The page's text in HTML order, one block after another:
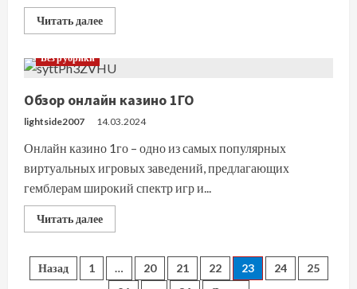
Читать далееПрочитать
больше
казино:
где
и
современность
переплетаются
Без рубрики
Обзор онлайн казино 1ГО
lightside2007 14.03.2024
Онлайн казино 1го – одно из самых популярных
виртуальных игровых заведений, предлагающих
гемблерам широкий спектр игр и...
Читать далееПрочитать
больше
казино
1ГО
Пагинация
Назад 1 … 20 21 22 23 24
25